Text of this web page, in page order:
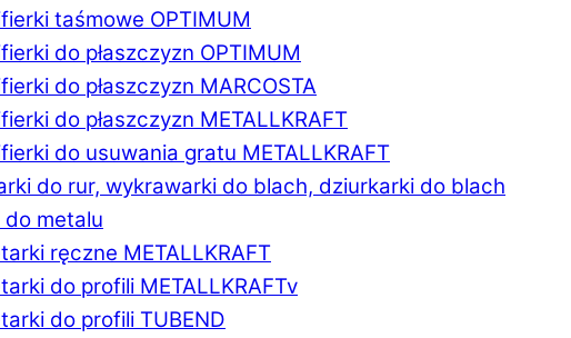
taśmowe OPTIMUM
do płaszczyzn OPTIMUM
do płaszczyzn MARCOSTA
do płaszczyzn METALLKRAFT
do usuwania gratu METALLKRAFT
do rur, wykrawarki do blach, dziurkarki do blach
metalu
ręczne METALLKRAFT
do profili METALLKRAFTv
do profili TUBEND